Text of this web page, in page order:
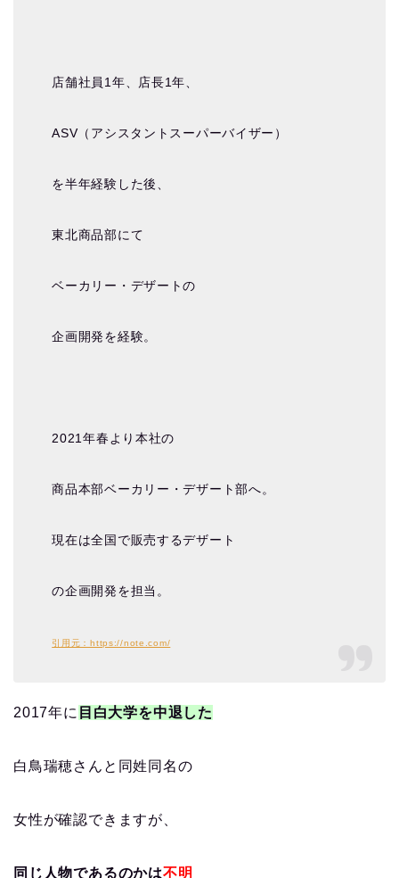
店舗社員1年、店長1年、
ASV（アシスタントスーパーバイザー）
を半年経験した後、
東北商品部にて
ベーカリー・デザートの
企画開発を経験。
2021年春より本社の
商品本部ベーカリー・デザート部へ。
現在は全国で販売するデザート
の企画開発を担当。
引用元：https://note.com/
2017年に 目白大学を中退した
白鳥瑞穂さんと同姓同名の
女性が確認できますが、
同じ人物であるのかは不明